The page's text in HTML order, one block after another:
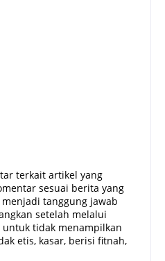
terkait artikel yang
sesuai berita yang
tanggung jawab
setelah melalui
untuk tidak menampilkan
etis, kasar, berisi fitnah,